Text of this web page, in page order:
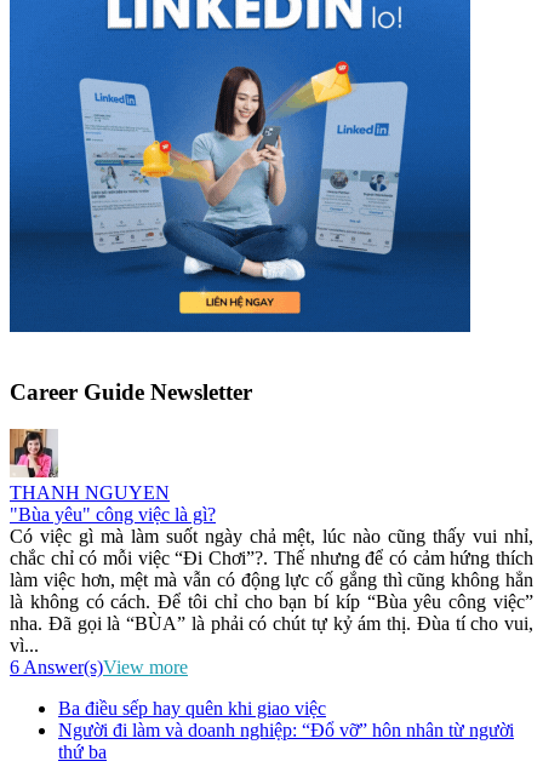
Career Guide Newsletter
THANH NGUYEN
"Bùa yêu" công việc là gì?
Có việc gì mà làm suốt ngày chả mệt, lúc nào cũng thấy vui nhỉ,
chắc chỉ có mỗi việc “Đi Chơi”?. Thế nhưng để có cảm hứng thích
làm việc hơn, mệt mà vẫn có động lực cố gắng thì cũng không hẳn
là không có cách. Để tôi chỉ cho bạn bí kíp “Bùa yêu công việc”
nha. Đã gọi là “BÙA” là phải có chút tự kỷ ám thị. Đùa tí cho vui,
vì...
6 Answer(s)View more
Ba điều sếp hay quên khi giao việc
Người đi làm và doanh nghiệp: “Đổ vỡ” hôn nhân từ người
thứ ba